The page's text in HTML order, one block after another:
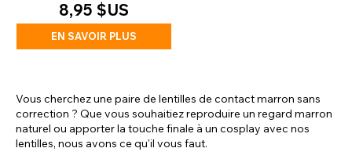
8,95 $US
EN SAVOIR PLUS
Vous cherchez une paire de lentilles de contact marron sans
correction ? Que vous souhaitiez reproduire un regard marron
naturel ou apporter la touche finale à un cosplay avec nos
lentilles, nous avons ce qu'il vous faut.